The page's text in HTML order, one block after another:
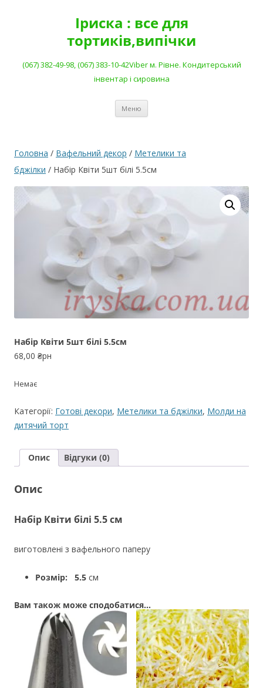
Іриска : все для
тортиків,випічки
(067) 382-49-98, (067) 383-10-42Viber м. Рівне. Кондитерський
інвентар і сировина
Меню
Головна / Вафельний декор / Метелики та
бджілки / Набір Квіти 5шт білі 5.5см
Набір Квіти 5шт білі 5.5см
68,00 ₴рн
Немає
Категорії: Готові декори, Метелики та бджілки, Молди на
дитячий торт
Опис Відгуки (0)
Опис
Набір Квіти білі 5.5 см
виготовлені з вафельного паперу
Розмір: 5.5 см
Вам також може сподобатися…